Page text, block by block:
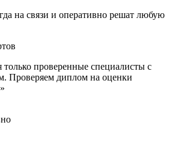
на связи и оперативно решат любую
только проверенные специалисты с
Проверяем диплом на оценки